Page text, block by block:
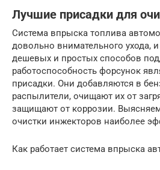
Лучшие присадки для
Система впрыска топлива
довольно внимательного ухода,
дешевых и простых способов
работоспособность форсунок
присадки. Они добавляются в
распылители, очищают их от
защищают от коррозии.
очистки инжекторов наиболее
Как работает система впрыска